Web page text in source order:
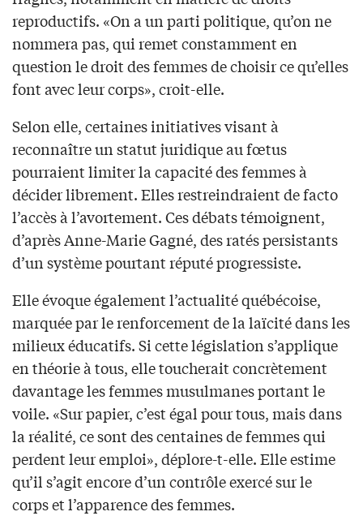
reproductifs. «On a un parti politique, qu’on ne
nommera pas, qui remet constamment en
question le droit des femmes de choisir ce qu’elles
font avec leur corps», croit-elle.
Selon elle, certaines initiatives visant à
reconnaître un statut juridique au fœtus
pourraient limiter la capacité des femmes à
décider librement. Elles restreindraient de facto
l’accès à l’avortement. Ces débats témoignent,
d’après Anne-Marie Gagné, des ratés persistants
d’un système pourtant réputé progressiste.
Elle évoque également l’actualité québécoise,
marquée par le renforcement de la laïcité dans les
milieux éducatifs. Si cette législation s’applique
en théorie à tous, elle toucherait concrètement
davantage les femmes musulmanes portant le
voile. «Sur papier, c’est égal pour tous, mais dans
la réalité, ce sont des centaines de femmes qui
perdent leur emploi», déplore-t-elle. Elle estime
qu’il s’agit encore d’un contrôle exercé sur le
corps et l’apparence des femmes.